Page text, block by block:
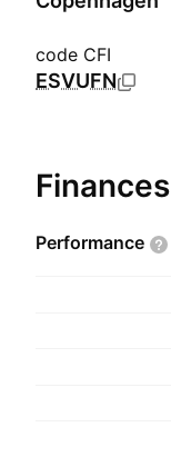
code CFI
ESVUFN
Finances
Performance